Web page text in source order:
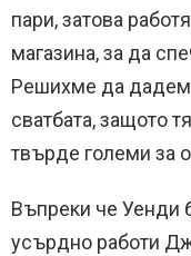
пари, затова
магазина, за да
Решихме да дадем
сватбата, защото
твърде големи за
Въпреки че Уенди
усърдно работи